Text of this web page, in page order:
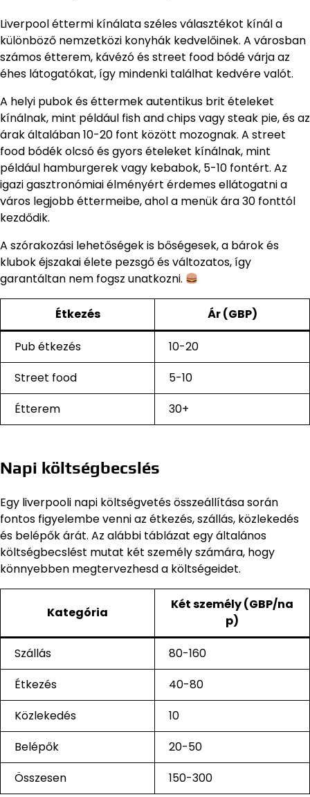
Liverpool éttermi kínálata széles választékot kínál a
különböző nemzetközi konyhák kedvelőinek. A városban
számos étterem, kávézó és street food bódé várja az
éhes látogatókat, így mindenki találhat kedvére valót.
A helyi pubok és éttermek autentikus brit ételeket
kínálnak, mint például fish and chips vagy steak pie, és az
árak általában 10-20 font között mozognak. A street
food bódék olcsó és gyors ételeket kínálnak, mint
például hamburgerek vagy kebabok, 5-10 fontért. Az
igazi gasztronómiai élményért érdemes ellátogatni a
város legjobb éttermeibe, ahol a menük ára 30 fonttól
kezdődik.
A szórakozási lehetőségek is bőségesek, a bárok és
klubok éjszakai élete pezsgő és változatos, így
garantáltan nem fogsz unatkozni.
Étkezés Ár (GBP)
Pub étkezés
10-20
Street food
5-10
Étterem
30+
Napi költségbecslés
Egy liverpooli napi költségvetés összeállítása során
fontos figyelembe venni az étkezés, szállás, közlekedés
és belépők árát. Az alábbi táblázat egy általános
költségbecslést mutat két személy számára, hogy
könnyebben megtervezhesd a költségeidet.
Kategória
Két személy (GBP/na
p)
Szállás
80-160
Étkezés
40-80
Közlekedés
10
Belépők
20-50
Összesen
150-300